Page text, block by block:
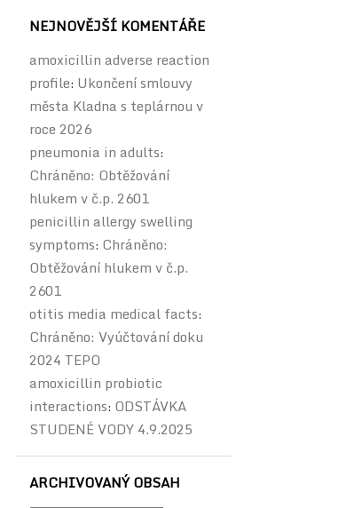
NEJNOVĚJŠÍ KOMENTÁŘE
amoxicillin adverse reaction
profile: Ukončení smlouvy
města Kladna s teplárnou v
roce 2026
pneumonia in adults:
Chráněno: Obtěžování
hlukem v č.p. 2601
penicillin allergy swelling
symptoms: Chráněno:
Obtěžování hlukem v č.p.
2601
otitis media medical facts:
Chráněno: Vyúčtování doku
2024 TEPO
amoxicillin probiotic
interactions: ODSTÁVKA
STUDENÉ VODY 4.9.2025
ARCHIVOVANÝ OBSAH